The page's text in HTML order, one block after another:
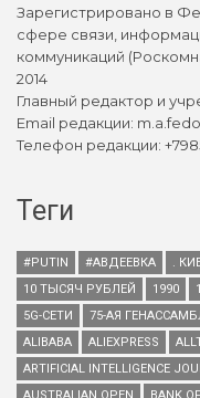
Зарегистрировано в
сфере связи,
коммуникаций
2014
Главный редактор и
Email редакции:
Телефон редакции:
Теги
#PUTIN #АВДЕЕВКА .
10 ТЫСЯЧ РУБЛЕЙ
1990
5G-СЕТИ
75-АЯ
ALIBABA
ALIEXPRESS
ARTIFICIAL INTELLIGENCE